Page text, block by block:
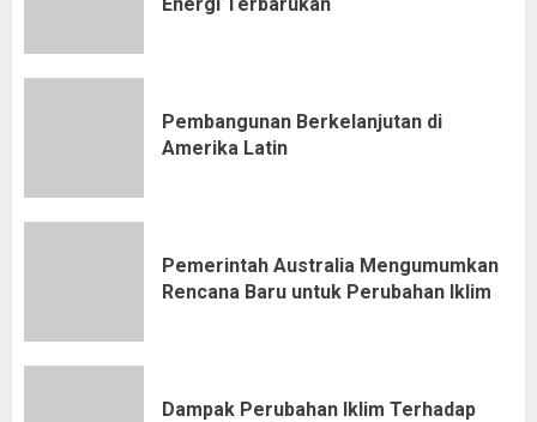
Pembangunan Berkelanjutan di
Amerika Latin
Pemerintah Australia Mengumumkan
Rencana Baru untuk Perubahan Iklim
Dampak Perubahan Iklim Terhadap